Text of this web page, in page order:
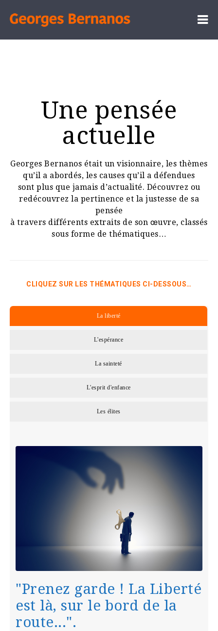
Une pensée
actuelle
Georges Bernanos était un visionnaire, les thèmes
qu’il a abordés, les causes qu’il a défendues
sont plus que jamais d’actualité. Découvrez ou
redécouvrez la pertinence et la justesse de sa
pensée
à travers différents extraits de son œuvre, classés
sous forme de thématiques…
CLIQUEZ SUR LES THÉMATIQUES CI-DESSOUS…
La liberté
L'espérance
La sainteté
L'esprit d'enfance
Les élites
"Prenez garde ! La Liberté
est là, sur le bord de la
route...".